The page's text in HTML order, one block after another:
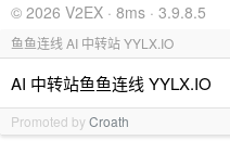
© 2026 V2EX · 8ms · 3.9.8.5
鱼鱼连线 AI 中转站 YYLX.IO
AI 中转站鱼鱼连线 YYLX.IO
Promoted byCroath